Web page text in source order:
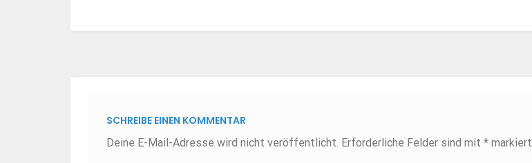
SCHREIBE EINEN KOMMENTAR
Deine E-Mail-Adresse wird nicht veröffentlicht. Erforderliche Felder sind mit *markiert